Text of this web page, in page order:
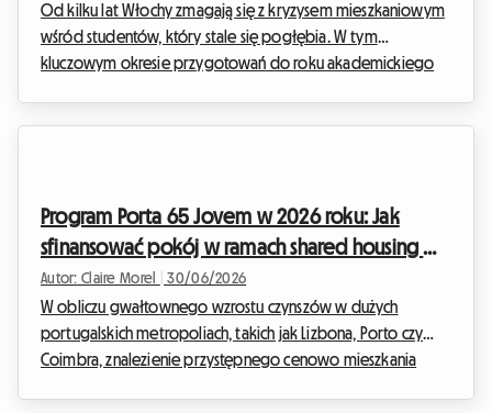
Od kilku lat Włochy zmagają się z kryzysem mieszkaniowym
wśród studentów, który stale się pogłębia. W tym
kluczowym okresie przygotowań do roku akademickiego
aktami buntu, ale trwałym symbolem pokolenia,...
Program Porta 65 Jovem w 2026 roku: Jak
sfinansować pokój w ramach shared housing w
Portugalii
Autor: Claire Morel 30/06/2026
W obliczu gwałtownego wzrostu czynszów w dużych
portugalskich metropoliach, takich jak Lizbona, Porto czy
Coimbra, znalezienie przystępnego cenowo mieszkania